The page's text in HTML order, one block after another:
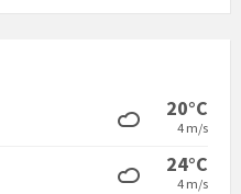
20°C
4 m/s
24°C
4 m/s